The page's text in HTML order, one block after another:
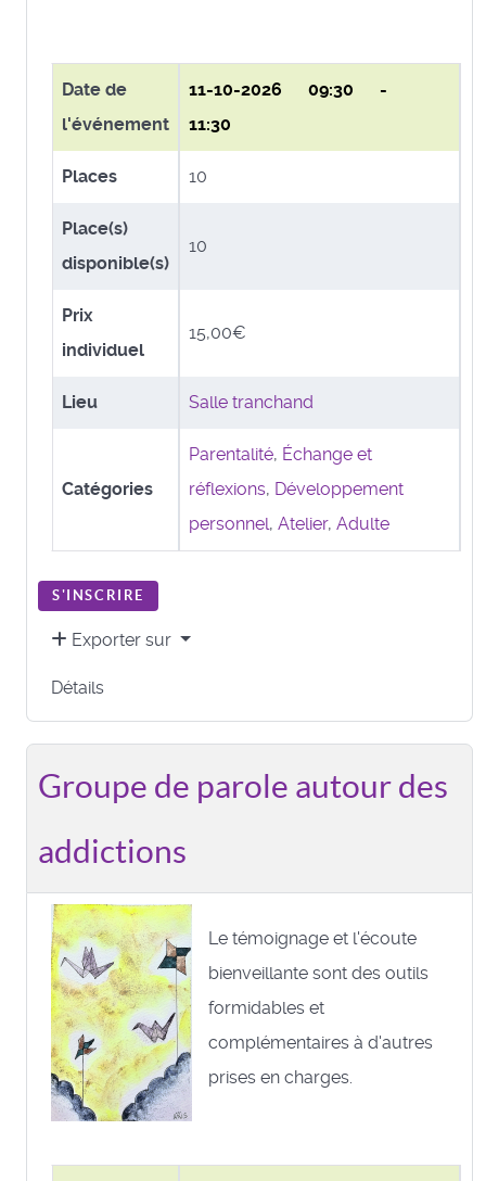
Date de
l'événement
11-10-2026 09:30 -
11:30
Places 10
Place(s)
disponible(s)
10
Prix
individuel
15,00€
Lieu Salle tranchand
Catégories
Parentalité, Échange et
réflexions, Développement
personnel, Atelier, Adulte
S'INSCRIRE
Exporter sur
Détails
Groupe de parole autour des
addictions
Le témoignage et l'écoute
bienveillante sont des outils
formidables et
complémentaires à d'autres
prises en charges.